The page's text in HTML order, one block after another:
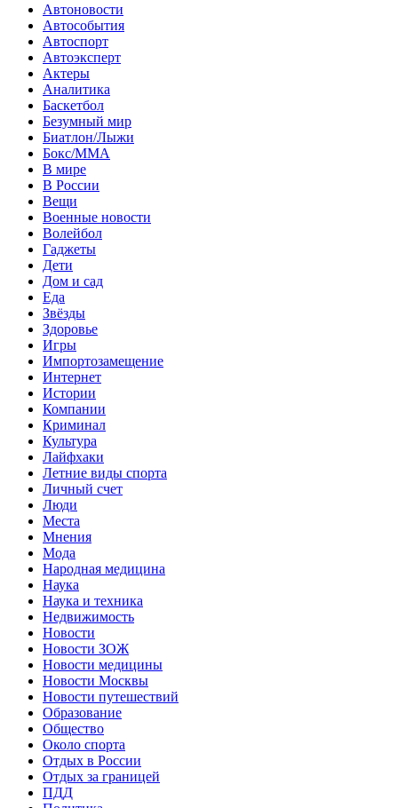
Автоновости
Автособытия
Автоспорт
Автоэксперт
Актеры
Аналитика
Баскетбол
Безумный мир
Биатлон/Лыжи
Бокс/MMA
В мире
В России
Вещи
Военные новости
Волейбол
Гаджеты
Дети
Дом и сад
Еда
Звёзды
Здоровье
Игры
Импортозамещение
Интернет
Истории
Компании
Криминал
Культура
Лайфхаки
Летние виды спорта
Личный счет
Люди
Места
Мнения
Мода
Народная медицина
Наука
Наука и техника
Недвижимость
Новости
Новости ЗОЖ
Новости медицины
Новости Москвы
Новости путешествий
Образование
Общество
Около спорта
Отдых в России
Отдых за границей
ПДД